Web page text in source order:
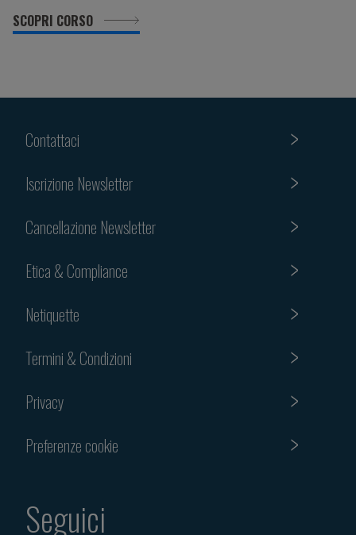
SCOPRI CORSO
Contattaci
Iscrizione Newsletter
Cancellazione Newsletter
Etica & Compliance
Netiquette
Termini & Condizioni
Privacy
Preferenze cookie
Seguici